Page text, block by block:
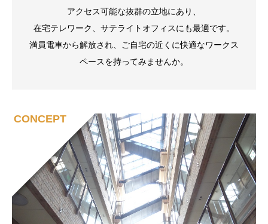
アクセス可能な抜群の立地にあり、
在宅テレワーク、サテライトオフィスにも最適です。
満員電車から解放され、ご自宅の近くに快適なワークス
ペースを持ってみませんか。
CONCEPT